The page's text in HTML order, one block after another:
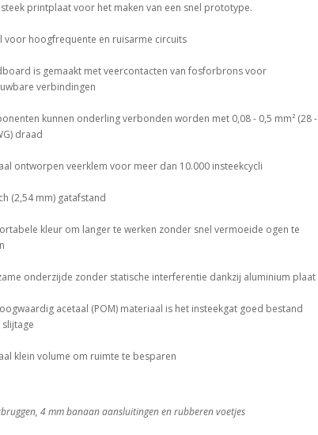
printplaat voor het maken van een snel prototype.
voor hoogfrequente en ruisarme circuits
is gemaakt met veercontacten van fosforbrons voor
verbindingen
kunnen onderling verbonden worden met 0,08 - 0,5 mm² (28 -
draad
ontworpen veerklem voor meer dan 10.000 insteekcycli
(2,54 mm) gatafstand
kleur om langer te werken zonder snel vermoeide ogen te
onderzijde zonder statische interferentie dankzij aluminium plaat
acetaal (POM) materiaal is het insteekgat goed bestand
klein volume om ruimte te besparen
4 mm banaan aansluitingen en rubberen voetjes